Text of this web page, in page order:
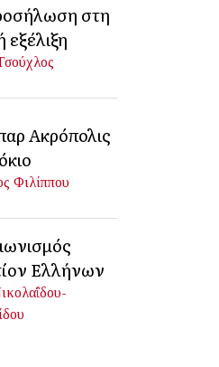
στη
εξέλιξη
Ακρόπολις
Φιλίππου
Ελλήνων